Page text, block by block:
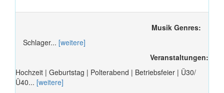
Musik Genres:
Schlager... [weitere]
Veranstaltungen:
Hochzeit | Geburtstag | Polterabend | Betriebsfeier | Ü30/
Ü40... [weitere]